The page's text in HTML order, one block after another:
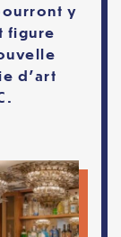
y
figure
d’art